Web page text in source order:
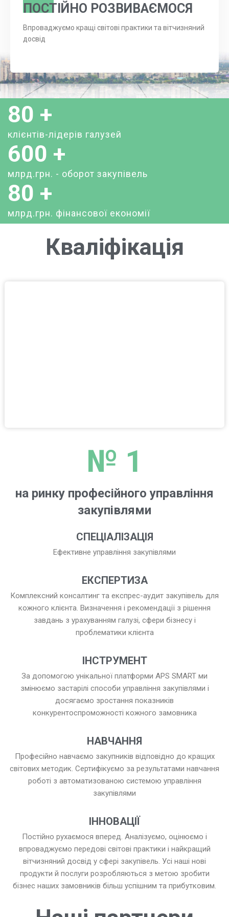
ПОСТІЙНО РОЗВИВАЄМОСЯ
Впроваджуємо кращі світові практики та вітчизняний
досвід
80 +
клієнтів-лідерів галузей
600 +
млрд.грн. - оборот закупівель
80 +
млрд.грн. фінансової економії
Кваліфікація
№ 1
на ринку професійного управління
закупівлями
СПЕЦІАЛІЗАЦІЯ
Ефективне управління закупівлями
ЕКСПЕРТИЗА
Комплексний консалтинг та експрес-аудит закупівель для
кожного клієнта. Визначення і рекомендації з рішення
завдань з урахуванням галузі, сфери бізнесу і
проблематики клієнта
ІНСТРУМЕНТ
За допомогою унікальної платформи APS SMART ми
змінюємо застарілі способи управління закупівлями і
досягаємо зростання показників
конкурентоспроможності кожного замовника
НАВЧАННЯ
Професійно навчаємо закупників відповідно до кращих
світових методик. Сертифікуємо за результатами навчання
роботі з автоматизованою системою управління
закупівлями
ІННОВАЦІЇ
Постійно рухаємося вперед. Аналізуємо, оцінюємо і
впроваджуємо передові світові практики і найкращий
вітчизняний досвід у сфері закупівель. Усі наші нові
продукти й послуги розробляються з метою зробити
бізнес наших замовників більш успішним та прибутковим.